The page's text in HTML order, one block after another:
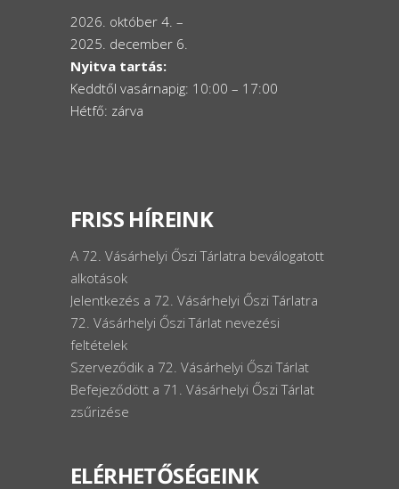
2026. október 4. –
2025. december 6.
Nyitva tartás:
Keddtől vasárnapig: 10:00 – 17:00
Hétfő: zárva
FRISS HÍREINK
A 72. Vásárhelyi Őszi Tárlatra beválogatott
alkotások
Jelentkezés a 72. Vásárhelyi Őszi Tárlatra
72. Vásárhelyi Őszi Tárlat nevezési
feltételek
Szerveződik a 72. Vásárhelyi Őszi Tárlat
Befejeződött a 71. Vásárhelyi Őszi Tárlat
zsűrizése
ELÉRHETŐSÉGEINK